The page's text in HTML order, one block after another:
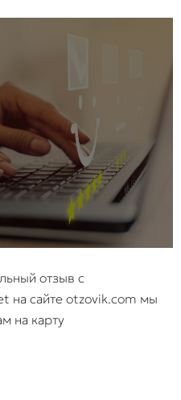
отзыв с
на сайте otzovik.com мы
на карту